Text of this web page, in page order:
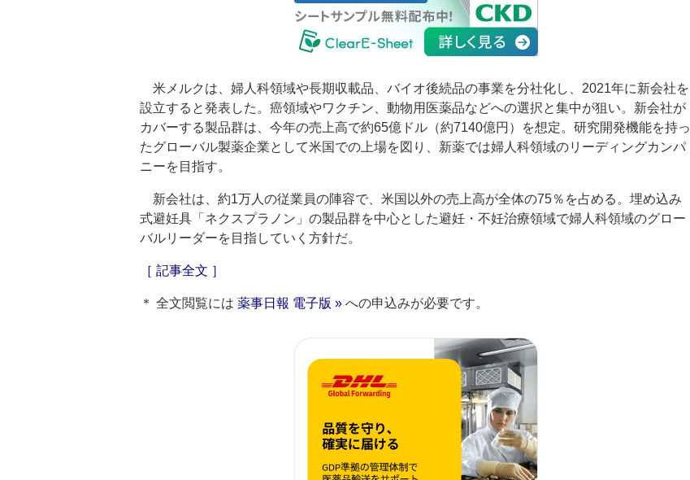
米メルクは、婦人科領域や長期収載品、バイオ後続品の事業を分社化し、2021年に新会社を
設立すると発表した。癌領域やワクチン、動物用医薬品などへの選択と集中が狙い。新会社が
カバーする製品群は、今年の売上高で約65億ドル（約7140億円）を想定。研究開発機能を持っ
たグローバル製薬企業として米国での上場を図り、新薬では婦人科領域のリーディングカンパ
ニーを目指す。
新会社は、約1万人の従業員の陣容で、米国以外の売上高が全体の75％を占める。埋め込み
式避妊具「ネクスプラノン」の製品群を中心とした避妊・不妊治療領域で婦人科領域のグロー
バルリーダーを目指していく方針だ。
［ 記事全文 ］
＊ 全文閲覧には 薬事日報 電子版 » への申込みが必要です。